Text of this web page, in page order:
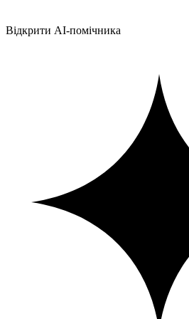
Відкрити AI-помічника